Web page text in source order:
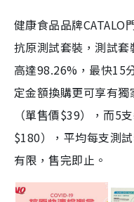
健康食品品牌CATALO
抗原測試套裝，測試
高達98.26%，最快15
定金額換購更可享有
（單售價$39），而5
$180），平均每支測
有限，售完即止。